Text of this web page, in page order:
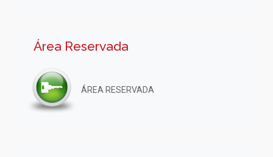
Área Reservada
ÁREA RESERVADA